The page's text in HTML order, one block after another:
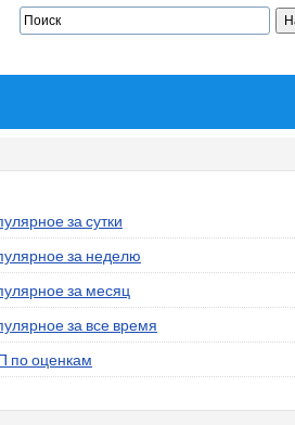
за сутки
за неделю
за месяц
за все время
по оценкам